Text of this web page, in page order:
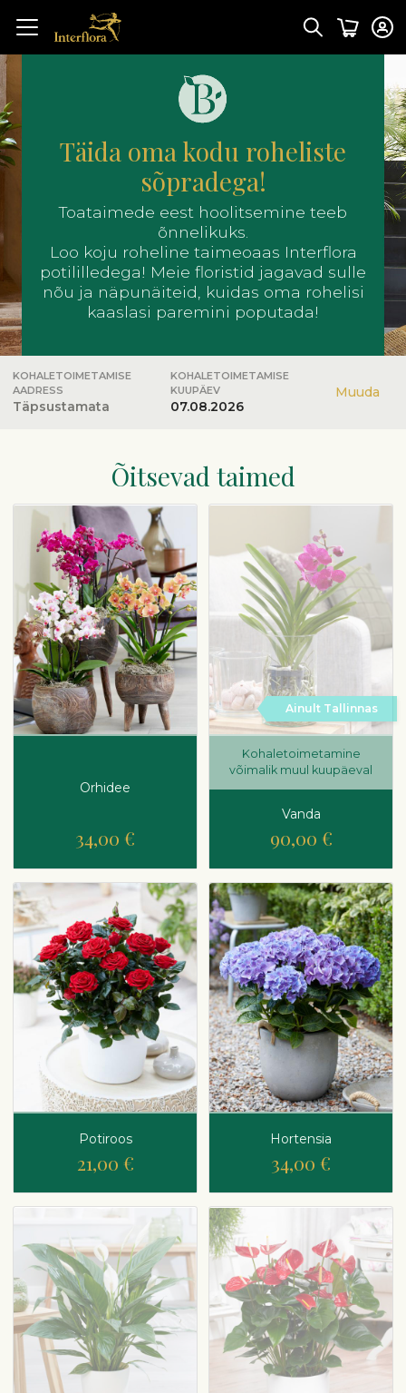
Täida oma kodu roheliste
sõpradega!
Toataimede eest hoolitsemine teeb
õnnelikuks.
Loo koju roheline taimeoaas Interflora
potililledega! Meie floristid jagavad sulle
nõu ja näpunäiteid, kuidas oma rohelisi
kaaslasi paremini poputada!
KOHALETOIMETAMISE
AADRESS
Täpsustamata
KOHALETOIMETAMISE
KUUPÄEV
07.08.2026
Muuda
Õitsevad taimed
Orhidee
34,00 €
Ainult Tallinnas
Kohaletoimetamine
võimalik muul kuupäeval
Vanda
90,00 €
Potiroos
21,00 €
Hortensia
34,00 €